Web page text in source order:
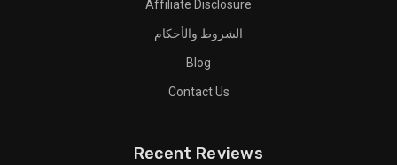
Affiliate Disclosure
الشروط والأحكام
Blog
Contact Us
Recent Reviews